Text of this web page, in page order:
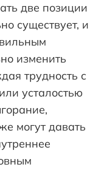
две позиции
существует, и
изменить
трудность с
усталостью
могут давать